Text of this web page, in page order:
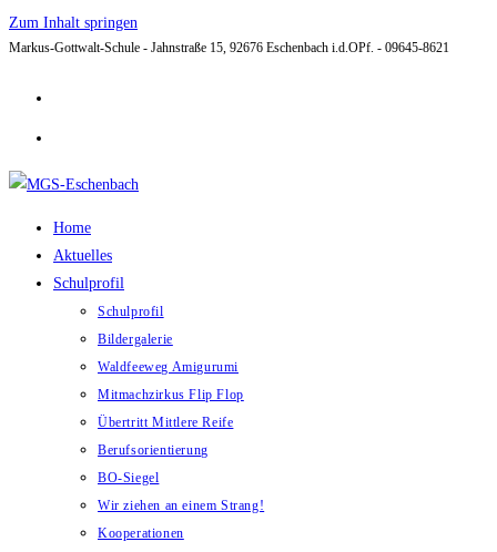
Zum Inhalt springen
Markus-Gottwalt-Schule - Jahnstraße 15, 92676 Eschenbach i.d.OPf. - 09645-8621
Home
Aktuelles
Schulprofil
Schulprofil
Bildergalerie
Waldfeeweg Amigurumi
Mitmachzirkus Flip Flop
Übertritt Mittlere Reife
Berufsorientierung
BO-Siegel
Wir ziehen an einem Strang!
Kooperationen